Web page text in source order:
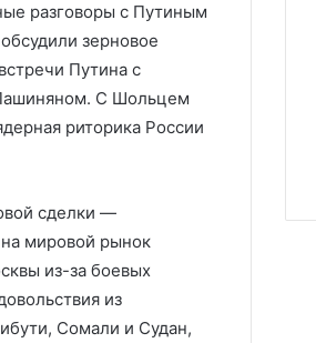
разговоры с Путиным
зерновое
Путина с
С Шольцем
риторика России
сделки —
мировой рынок
из-за боевых
из
Сомали и Судан,